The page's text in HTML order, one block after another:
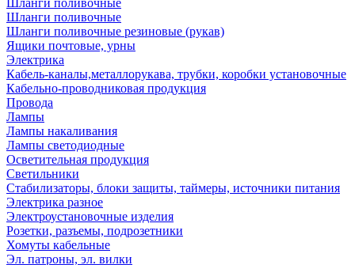
Шланги поливочные
Шланги поливочные
Шланги поливочные резиновые (рукав)
Ящики почтовые, урны
Электрика
Кабель-каналы,металлорукава, трубки, коробки установочные
Кабельно-проводниковая продукция
Провода
Лампы
Лампы накаливания
Лампы светодиодные
Осветительная продукция
Светильники
Стабилизаторы, блоки защиты, таймеры, источники питания
Электрика разное
Электроустановочные изделия
Розетки, разъемы, подрозетники
Хомуты кабельные
Эл. патроны, эл. вилки